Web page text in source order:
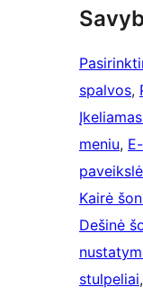
spalvos,
meniu,
Kairė
Dešinė
stulpeliai,